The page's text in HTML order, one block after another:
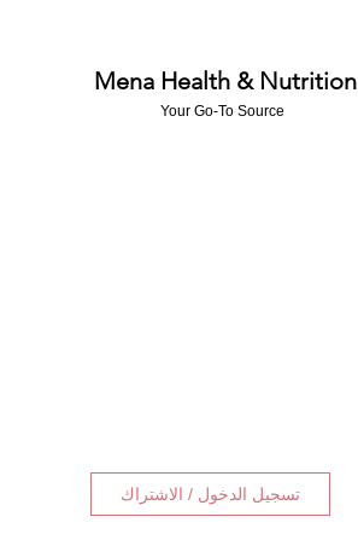
Mena Health & Nutrition
Your Go-To Source
تسجيل الدخول / الاشتراك